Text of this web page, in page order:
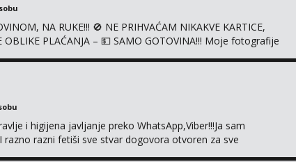
NA RUKE!!! 🚫 NE PRIHVAĆAM NIKAKVE KARTICE,
OBLIKE PLAĆANJA – 💵 SAMO GOTOVINA!!! Moje fotografije
i higijena javljanje preko WhatsApp,Viber!!!Ja sam
razno razni fetiši sve stvar dogovora otvoren za sve